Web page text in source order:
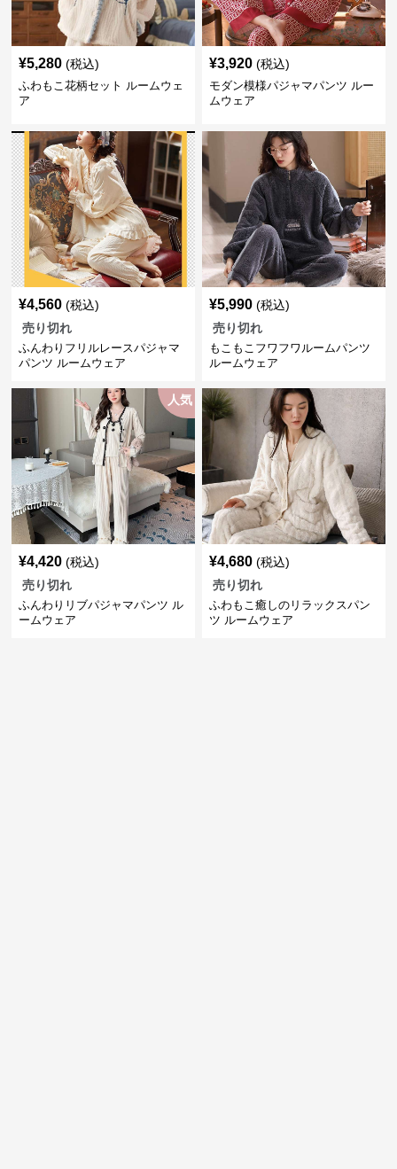
¥5,280 (税込)
ふわもこ花柄セット ルームウェ
ア
¥3,920 (税込)
モダン模様パジャマパンツ ルー
ムウェア
¥4,560 (税込)
売り切れ
ふんわりフリルレースパジャマ
パンツ ルームウェア
¥5,990 (税込)
売り切れ
もこもこフワフワルームパンツ
ルームウェア
人気
¥4,420 (税込)
売り切れ
ふんわりリブパジャマパンツ ル
ームウェア
¥4,680 (税込)
売り切れ
ふわもこ癒しのリラックスパン
ツ ルームウェア